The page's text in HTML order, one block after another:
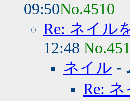
09:50No.4510
Re: ネイル
12:48
ネイル -
Re: